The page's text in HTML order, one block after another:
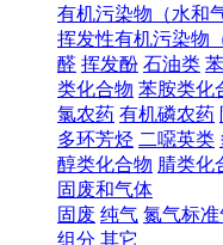
有机污染物（水和
挥发性有机污染物
醛 挥发酚 石油类
类化合物 苯胺类化
氯农药 有机磷农药
多环芳烃 二噁英类
醇类化合物 腈类化
固废和气体
固废 纯气 氮气标准
组分 其它